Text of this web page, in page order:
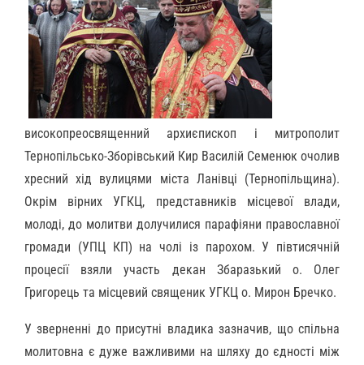
високопреосвященний архиєпископ і митрополит
Тернопільсько-Зборівський Кир Василій Семенюк очолив
хресний хід вулицями міста Ланівці (Тернопільщина).
Окрім вірних УГКЦ, представників місцевої влади,
молоді, до молитви долучилися парафіяни православної
громади (УПЦ КП) на чолі із парохом. У півтисячній
процесії взяли участь декан Збаразький о. Олег
Григорець та місцевий священик УГКЦ о. Мирон Бречко.
У зверненні до присутні владика зазначив, що спільна
молитовна є дуже важливими на шляху до єдності між